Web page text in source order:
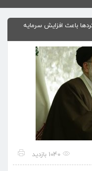
باعث افزایش سرمایه
1040 بازدید